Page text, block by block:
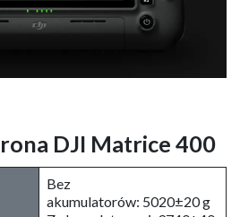
DJI Matrice 400
Bez
akumulatorów: 5020±20 g